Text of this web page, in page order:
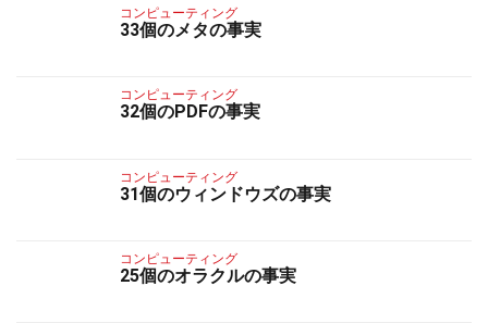
コンピューティング
33個のメタの事実
コンピューティング
32個のPDFの事実
コンピューティング
31個のウィンドウズの事実
コンピューティング
25個のオラクルの事実